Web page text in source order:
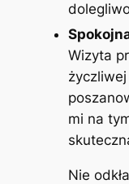
Wizyta
mi na
Nie